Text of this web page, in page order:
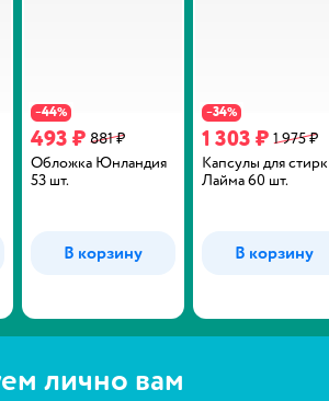
−44%
493 ₽ 881 ₽
Обложка Юнландия
53 шт.
В корзину
−34%
1 303 ₽ 1 975 ₽
Капсулы для
Лайма 60 шт.
В корзину
лично вам